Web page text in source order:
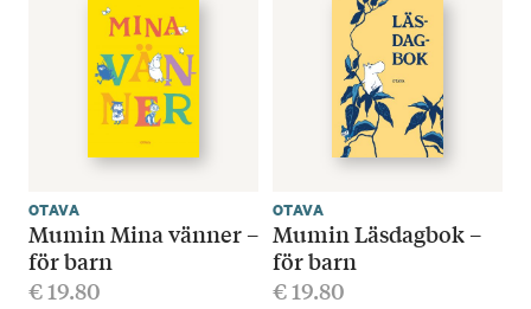
OTAVA
Mumin Mina vänner –
för barn
€19.80
OTAVA
Mumin Läsdagbok –
för barn
€19.80